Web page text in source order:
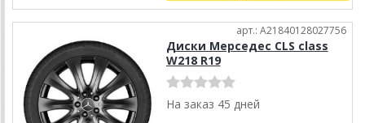
арт.: A21840128027756
Диски Мерседес CLS class
W218 R19
На заказ 45 дней